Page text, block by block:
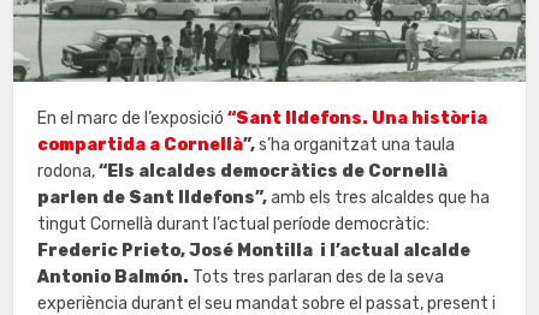
En el marc de l’exposició“Sant Ildefons. Una història
compartida a Cornellà”,s’ha organitzat una taula
rodona,“Els alcaldes democràtics de Cornellà
parlen de Sant Ildefons”,amb els tres alcaldes que ha
tingut Cornellà durant l’actual període democràtic:
Frederic Prieto, José Montilla i l’actual alcalde
Antonio Balmón. Tots tres parlaran des de la seva
experiència durant el seu mandat sobre el passat, present i